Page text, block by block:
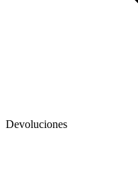
Devoluciones